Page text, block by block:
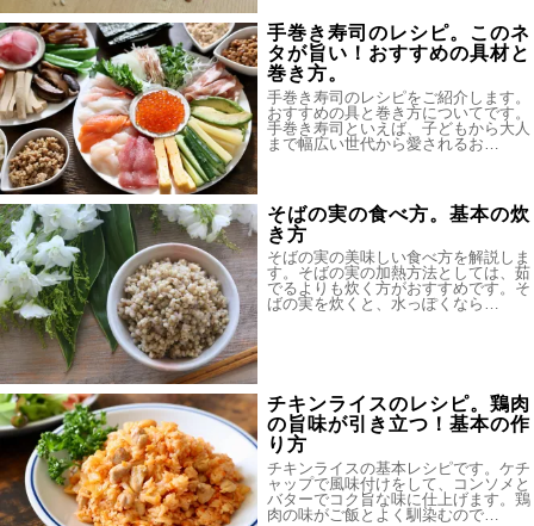
手巻き寿司のレシピ。このネ
タが旨い！おすすめの具材と
巻き方。
手巻き寿司のレシピをご紹介します。
おすすめの具と巻き方についてです。
手巻き寿司といえば、子どもから大人
まで幅広い世代から愛されるお…
そばの実の食べ方。基本の炊
き方
そばの実の美味しい食べ方を解説しま
す。そばの実の加熱方法としては、茹
でるよりも炊く方がおすすめです。そ
ばの実を炊くと、水っぽくなら…
チキンライスのレシピ。鶏肉
の旨味が引き立つ！基本の作
り方
チキンライスの基本レシピです。ケチ
ャップで風味付けをして、コンソメと
バターでコク旨な味に仕上げます。鶏
肉の味がご飯とよく馴染むので…